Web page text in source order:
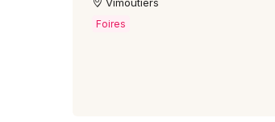
Foires